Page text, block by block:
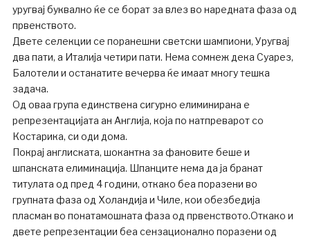
уругвај буквално ќе се борат за влез во наредната фаза од
првенството.
Двете селекции се поранешни светски шампиони, Уругвај
два пати, а Италија четири пати. Нема сомнеж дека Суарез,
Балотели и останатите вечерва ќе имаат многу тешка
задача.
Од оваа група единствена сигурно елиминирана е
репрезентацијата ан Англија, која по натпреварот со
Костарика, си оди дома.
Покрај англиската, шокантна за фановите беше и
шпанската елиминација. Шпанците нема да ја бранат
титулата од пред 4 години, откако беа поразени во
групната фаза од Холандија и Чиле, кои обезбедија
пласман во понатамошната фаза од првенството.Откако и
двете репрезентации беа сензационално поразени од